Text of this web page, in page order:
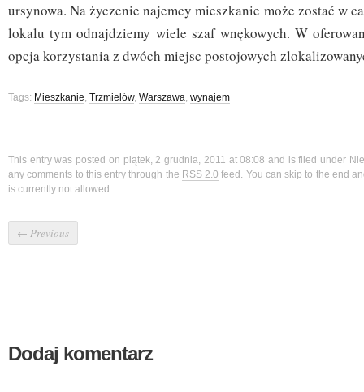
ursynowa. Na życzenie najemcy mieszkanie może zostać w
lokalu tym odnajdziemy wiele szaf wnękowych. W
opcja korzystania z dwóch miejsc postojowych
Tags: Mieszkanie, Trzmielów, Warszawa, wynajem
This entry was posted on piątek, 2 grudnia, 2011 at 08:08 and is filed under
any comments to this entry through the RSS 2.0 feed. You can skip to the end
is currently not allowed.
← Previous
Dodaj komentarz